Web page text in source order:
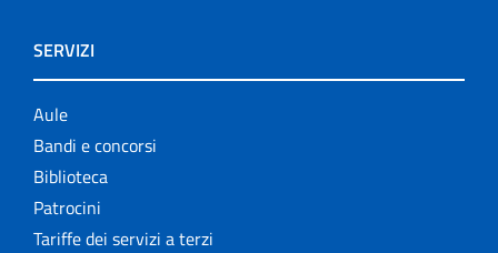
SERVIZI
Aule
Bandi e concorsi
Biblioteca
Patrocini
Tariffe dei servizi a terzi